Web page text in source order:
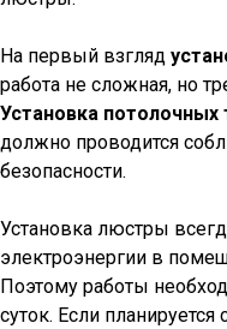
На первый взгляд
работа не сложная, но
Установка потолочных
должно проводится
безопасности.
Установка люстры
электроэнергии в
Поэтому работы
суток. Если планируется